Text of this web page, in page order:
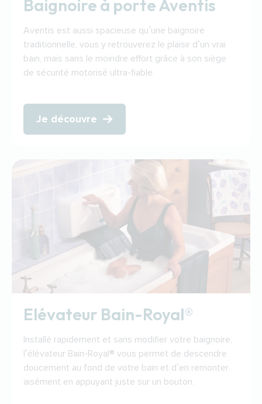
Baignoire à porte Aventis
Aventis est aussi spacieuse qu’une baignoire
traditionnelle, vous y retrouverez le plaisir d’un vrai
bain, mais sans le moindre effort grâce à son siège
de sécurité motorisé ultra-fiable.
Je découvre
Elévateur Bain-Royal®
Installé rapidement et sans modifier votre baignoire,
l’élévateur Bain-Royal® vous permet de descendre
doucement au fond de votre bain et d’en remonter
aisément en appuyant juste sur un bouton.